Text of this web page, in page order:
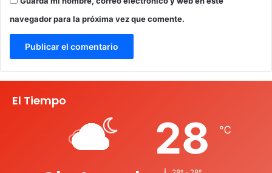
navegador para la próxima vez que comente.
El Tiempo
28 ℃